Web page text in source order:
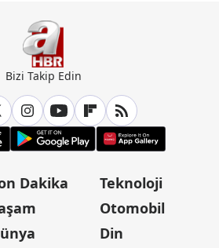
Bizi Takip Edin
Dakika
Teknoloji
Otomobil
Din